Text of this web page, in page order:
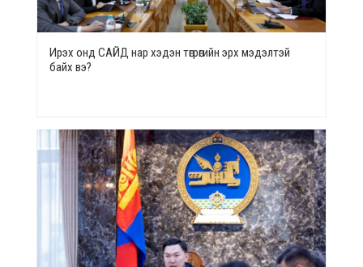
Ирэх онд САЙД нар хэдэн төгрөгийн эрх мэдэлтэй
байх вэ?